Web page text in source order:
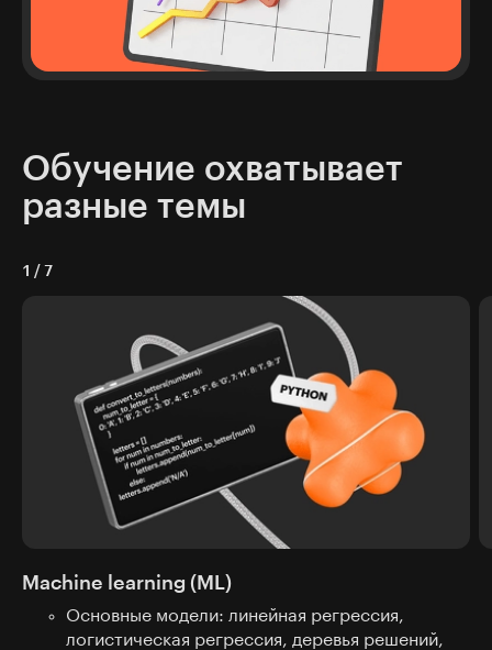
Обучение охватывает
разные темы
1 / 7
Machine learning (ML)
Основные модели: линейная регрессия,
логистическая регрессия, деревья решений,